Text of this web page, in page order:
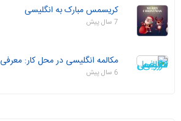
کریسمس مبارک به انگلیسی
7 سال پیش
مکالمه انگلیسی در محل کار: معرفی
6 سال پیش